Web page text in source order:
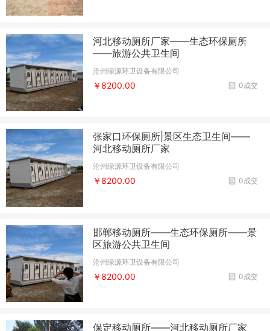
河北移动厕所厂家——生态环保厕所
——旅游公共卫生间
沧州绿源环卫设备有限公司
0成交
￥8200.00
张家口环保厕所|景区生态卫生间——
河北移动厕所厂家
沧州绿源环卫设备有限公司
0成交
￥8200.00
邯郸移动厕所——生态环保厕所——景
区旅游公共卫生间
沧州绿源环卫设备有限公司
0成交
￥8200.00
保定移动厕所——河北移动厕所厂家